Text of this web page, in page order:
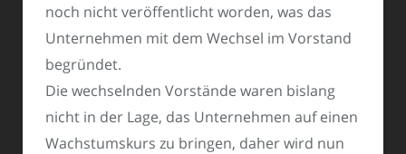
noch nicht veröffentlicht worden, was das
Unternehmen mit dem Wechsel im Vorstand
begründet.
Die wechselnden Vorstände waren bislang
nicht in der Lage, das Unternehmen auf einen
Wachstumskurs zu bringen, daher wird nun